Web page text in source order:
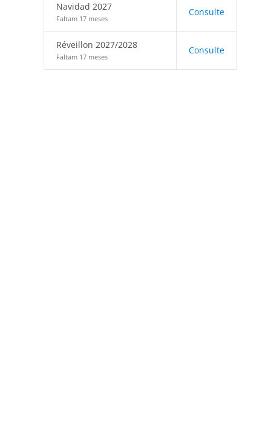
Navidad 2027
Faltam 17 meses
Consulte
Réveillon 2027/2028
Faltam 17 meses
Consulte